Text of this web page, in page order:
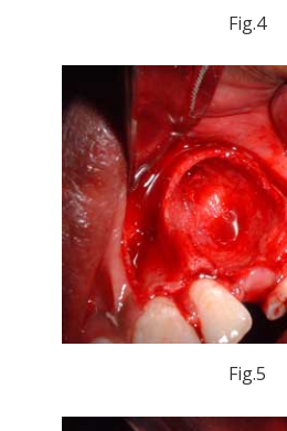
Fig.4
Fig.5